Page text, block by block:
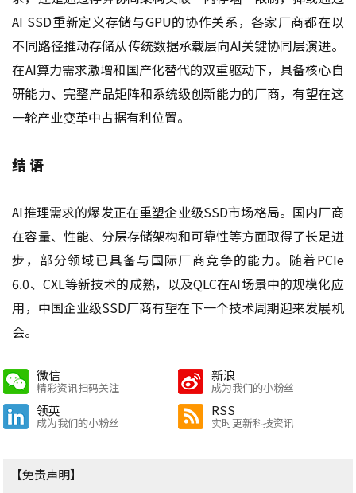
AI SSD重新定义存储与GPU的协作关系，各家厂商都在以
不同路径推动存储从传统数据承载层向AI关键协同层演进。
在AI算力需求激增和国产化替代的双重驱动下，具备核心自
研能力、完整产品矩阵和系统级创新能力的厂商，有望在这
一轮产业变革中占据有利位置。
结 语
AI推理需求的爆发正在重塑企业级SSD市场格局。国内厂商
在容量、性能、分层存储架构和可靠性等方面取得了长足进
步，部分领域已具备与国际厂商竞争的能力。随着PCIe
6.0、CXL等新技术的成熟，以及QLC在AI场景中的规模化应
用，中国企业级SSD厂商有望在下一个技术周期迎来发展机
会。
微信
精彩资讯扫码关注
新浪
成为我们的小粉丝
领英
成为我们的小粉丝
RSS
实时更新科技资讯
【免责声明】